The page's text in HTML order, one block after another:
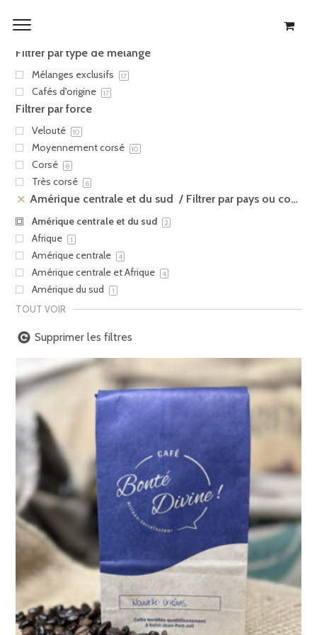
Filtrer par type de mélange
Mélanges exclusifs 17
Cafés d'origine 17
Filtrer par force
Velouté 10
Moyennement corsé 10
Corsé 8
Très corsé 6
Amérique centrale et du sud Filtrer par pays ou continent d'origine
Amérique centrale et du sud 2
Afrique 1
Amérique centrale 4
Amérique centrale et Afrique 4
Amérique du sud 1
TOUT VOIR
Supprimer les filtres